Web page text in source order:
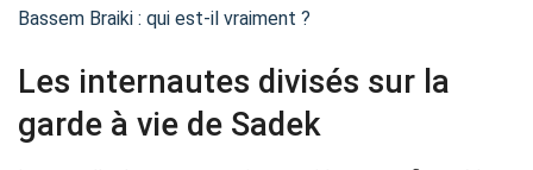
Bassem Braiki : qui est-il vraiment ?
Les internautes divisés sur la
garde à vie de Sadek